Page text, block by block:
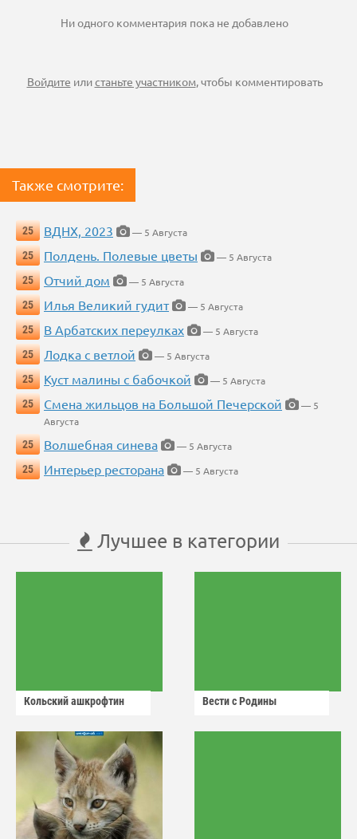
Ни одного комментария пока не добавлено
Войдите илистаньте участником, чтобы комментировать
Также смотрите:
25 ВДНХ, 2023
— 5 Августа
25
Полдень. Полевые цветы
— 5 Августа
25
Отчий дом
— 5 Августа
25
Илья Великий гудит
— 5 Августа
25
В Арбатских переулках
— 5 Августа
25
Лодка с ветлой
— 5 Августа
25
Куст малины с бабочкой
— 5 Августа
25
Смена жильцов на Большой Печерской
— 5
Августа
25
Волшебная синева
— 5 Августа
25
Интерьер ресторана — 5 Августа
Лучшее в категории
Кольский ашкрофтин Вести с Родины